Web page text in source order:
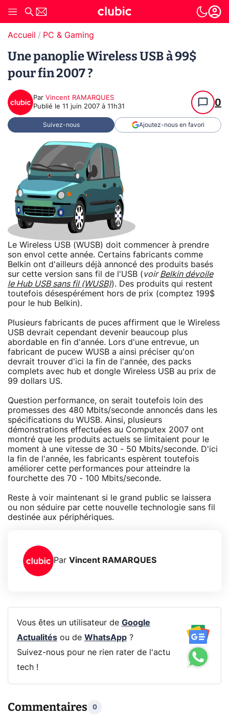
Accueil PC & Gaming
Une panoplie Wireless USB à 99$
pour fin 2007 ?
Par Vincent RAMARQUES
Publié le 11 juin 2007 à 11h31 0
Suivez-nous Ajoutez-nous en favori
Le Wireless USB (WUSB) doit commencer à prendre
son envol cette année. Certains fabricants comme
Belkin ont d'ailleurs déjà annoncé des produits basés
sur cette version sans fil de l'USB (voirBelkin dévoile
le Hub USB sans fil (WUSB)). Des produits qui restent
toutefois désespérément hors de prix (comptez 199$
pour le hub Belkin).
Plusieurs fabricants de puces affirment que le Wireless
USB devrait cependant devenir beaucoup plus
abordable en fin d'année. Lors d'une entrevue, un
fabricant de pucew WUSB a ainsi préciser qu'on
devrait trouver d'ici la fin de l'année, des packs
complets avec hub et dongle Wireless USB au prix de
99 dollars US.
Question performance, on serait toutefois loin des
promesses des 480 Mbits/seconde annoncés dans les
spécifications du WUSB. Ainsi, plusieurs
démonstrations effectuées au Computex 2007 ont
montré que les produits actuels se limitaient pour le
moment à une vitesse de 30 - 50 Mbits/seconde. D'ici
la fin de l'année, les fabricants espèrent toutefois
améliorer cette performances pour atteindre la
fourchette des 70 - 100 Mbits/seconde.
Reste à voir maintenant si le grand public se laissera
ou non séduire par cette nouvelle technologie sans fil
destinée aux périphériques.
Par Vincent RAMARQUES
Vous êtes un utilisateur de Google
Actualitésou de WhatsApp?
Suivez-nous pour ne rien rater de l'actu
tech !
Commentaires 0